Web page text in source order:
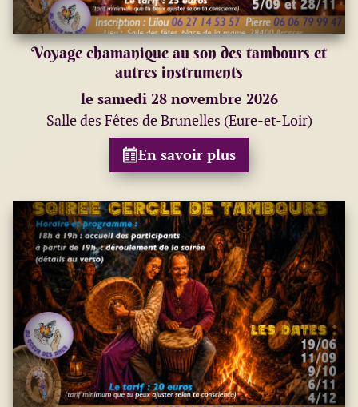
Voyage chamanique au son des tambours et
autres instruments
le samedi 28 novembre 2026
Salle des Fêtes de Brunelles (Eure-et-Loir)
En savoir plus